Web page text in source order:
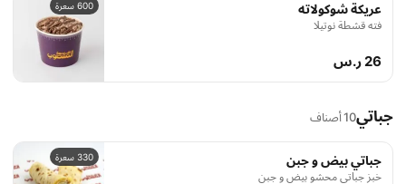
600 سعرة عريكة شوكولاته
فته قشطة نوتيلا
26 ر.س
جباتي10 أصناف
330 سعرة جباتي بيض و جبن
خبز جباتي محشو بيض و جبن